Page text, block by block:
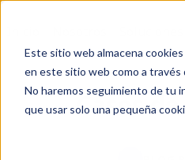
Este sitio web almacena
en este sitio web como a través
No haremos seguimiento de tu
que usar solo una pequeña
Casos